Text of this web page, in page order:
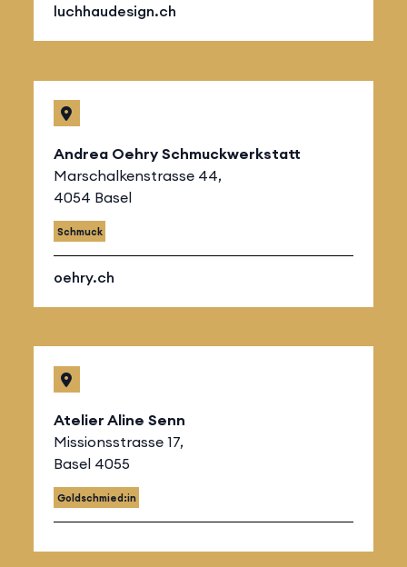
luchhaudesign.ch
Andrea Oehry Schmuckwerkstatt
Marschalkenstrasse 44,
4054 Basel
Schmuck
oehry.ch
Atelier Aline Senn
Missionsstrasse 17,
Basel 4055
Goldschmied:in